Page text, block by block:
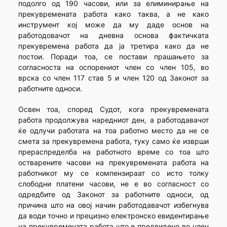
подолго од 190 часови, или за елиминирање на
прекувремената работа како таква, а не како
инструмент кој може да му даде основ на
работодовачот на дневна основа фактичката
прекувремена работа да ја третира како да не
постои. Поради тоа, се постави прашањето за
согласноста на оспорениот член со член 105, во
врска со член 117 став 5 и член 120 од Законот за
работните односи.
Освен тоа, според Судот, кога прекувремената
работа продолжува наредниот ден, а работодавачот
ќе одлучи работата на тоа работно место да не се
смета за прекувремена работа, туку само ќе изврши
прераспределба на работното време со тоа што
остварените часови на прекувремената работа на
работникот му се компензираат со исто толку
слободни платени часови, не е во согласност со
одредбите од Законот за работните односи, од
причина што на овој начин работодавачот избегнува
да води точно и прецизно електронско евидентирање